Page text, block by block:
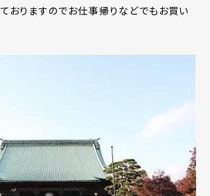
おりますのでお仕事帰りなどでもお買い